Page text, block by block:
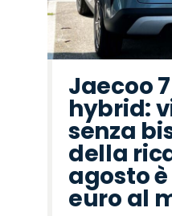
Jaecoo
hybrid:
senza
della
agosto è
euro al